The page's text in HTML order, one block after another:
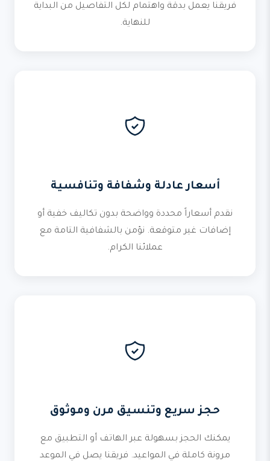
فريقنا يعمل بدقة واهتمام لكل التفاصيل من البداية
للنهاية.
أسعار عادلة وشفافة وتنافسية
نقدم أسعاراً محددة وواضحة بدون تكاليف خفية أو
إضافات غير متوقعة. نؤمن بالشفافية التامة مع
عملائنا الكرام.
حجز سريع وتنسيق مرن وموثوق
يمكنك الحجز بسهولة عبر الهاتف أو التطبيق مع
مرونة كاملة في المواعيد. فريقنا يصل في الموعد